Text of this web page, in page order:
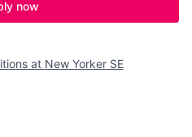
now
at New Yorker SE